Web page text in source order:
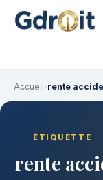
Accueil›rente
ÉTIQUETTE
rente